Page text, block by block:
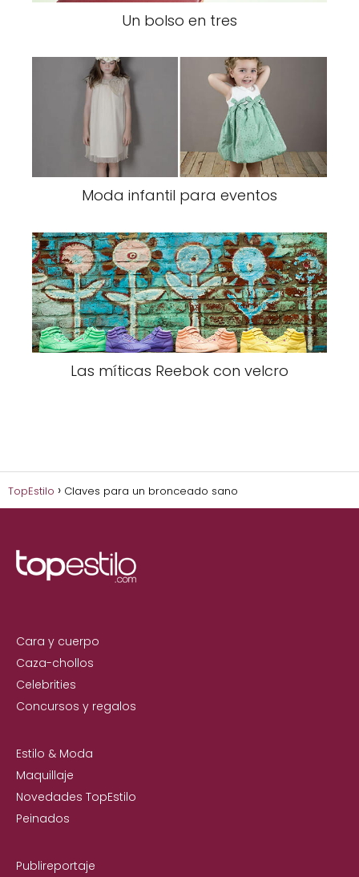
Un bolso en tres
Moda infantil para eventos
Las míticas Reebok con velcro
TopEstilo Claves para un bronceado sano
Cara y cuerpo
Caza-chollos
Celebrities
Concursos y regalos
Estilo & Moda
Maquillaje
Novedades TopEstilo
Peinados
Publireportaje